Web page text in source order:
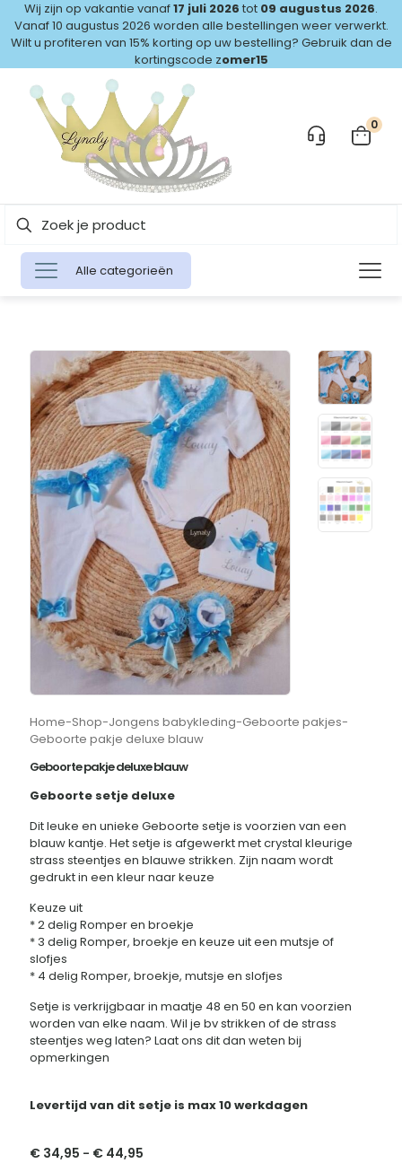
Wij zijn op vakantie vanaf17 juli 2026 tot 09 augustus 2026.
Vanaf 10 augustus 2026 worden alle bestellingen weer verwerkt.
Wilt u profiteren van 15% korting op uw bestelling? Gebruik dan de
kortingscode zomer15
0
Alle categorieën
Home-Shop-Jongens babykleding-Geboorte pakjes-
Geboorte pakje deluxe blauw
Geboorte pakje deluxe blauw
Geboorte setje deluxe
Dit leuke en unieke Geboorte setje is voorzien van een
blauw kantje. Het setje is afgewerkt met crystal kleurige
strass steentjes en blauwe strikken. Zijn naam wordt
gedrukt in een kleur naar keuze
Keuze uit
* 2 delig Romper en broekje
* 3 delig Romper, broekje en keuze uit een mutsje of
slofjes
* 4 delig Romper, broekje, mutsje en slofjes
Setje is verkrijgbaar in maatje 48 en 50 en kan voorzien
worden van elke naam. Wil je bv strikken of de strass
steentjes weg laten? Laat ons dit dan weten bij
opmerkingen
Levertijd van dit setje is max 10 werkdagen
€ 34,95 - € 44,95